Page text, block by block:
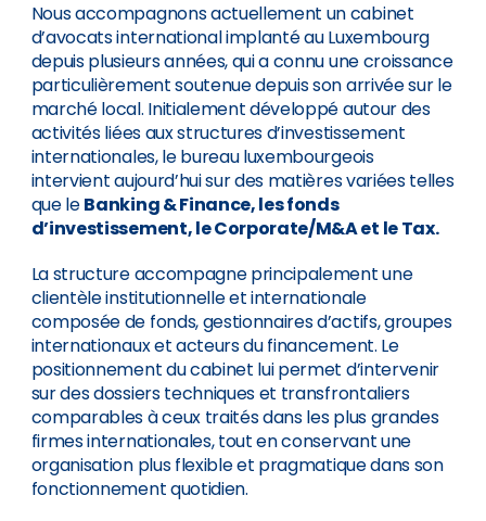
Nous accompagnons actuellement un cabinet
d’avocats international implanté au Luxembourg
depuis plusieurs années, qui a connu une croissance
particulièrement soutenue depuis son arrivée sur le
marché local. Initialement développé autour des
activités liées aux structures d’investissement
internationales, le bureau luxembourgeois
intervient aujourd’hui sur des matières variées telles
que leBanking & Finance, les fonds
d’investissement, le Corporate/M&A et le Tax.
La structure accompagne principalement une
clientèle institutionnelle et internationale
composée de fonds, gestionnaires d’actifs, groupes
internationaux et acteurs du financement. Le
positionnement du cabinet lui permet d’intervenir
sur des dossiers techniques et transfrontaliers
comparables à ceux traités dans les plus grandes
firmes internationales, tout en conservant une
organisation plus flexible et pragmatique dans son
fonctionnement quotidien.